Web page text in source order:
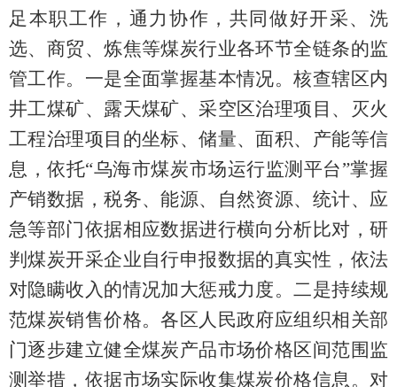
足本职工作，通力协作，共同做好开采、洗
选、商贸、炼焦等煤炭行业各环节全链条的监
管工作。一是全面掌握基本情况。核查辖区内
井工煤矿、露天煤矿、采空区治理项目、灭火
工程治理项目的坐标、储量、面积、产能等信
息，依托“乌海市煤炭市场运行监测平台”掌握
产销数据，税务、能源、自然资源、统计、应
急等部门依据相应数据进行横向分析比对，研
判煤炭开采企业自行申报数据的真实性，依法
对隐瞒收入的情况加大惩戒力度。二是持续规
范煤炭销售价格。各区 人民政府应组织相关部
门逐步建立健全煤炭产品市场价格区间范围 监
测举措 ，依据市场实际收集煤炭价格信息 。对